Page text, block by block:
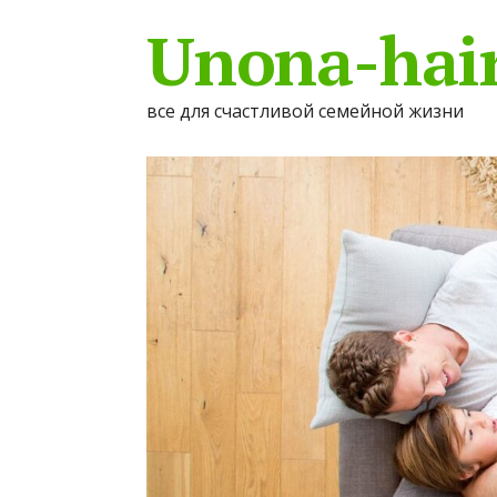
Unona-
все для счастливой семейной жизни